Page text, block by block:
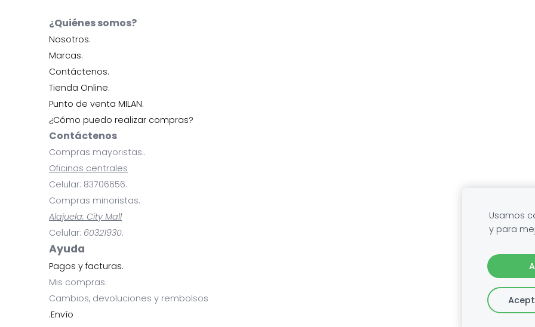
¿Quiénes somos?
Nosotros.
Marcas.
Contáctenos.
Tienda Online.
Punto de venta MILAN.
¿Cómo puedo realizar compras?
Contáctenos
Compras mayoristas..
Oficinas centrales
Celular: 83706656.
Compras minoristas.
Alajuela: City Mall
Celular: 60321930.
Ayuda
Pagos y facturas.
Mis compras.
Cambios, devoluciones y rembolsos
.Envío
Usamos
y para